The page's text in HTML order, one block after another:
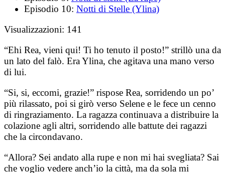
Episodio 10: Notti di Stelle (Ylina)
Visualizzazioni: 141
“Ehi Rea, vieni qui! Ti ho tenuto il posto!” strillò una da
un lato del falò. Era Ylina, che agitava una mano verso
di lui.
“Si, si, eccomi, grazie!” rispose Rea, sorridendo un po’
più rilassato, poi si girò verso Selene e le fece un cenno
di ringraziamento. La ragazza continuava a distribuire la
colazione agli altri, sorridendo alle battute dei ragazzi
che la circondavano.
“Allora? Sei andato alla rupe e non mi hai svegliata? Sai
che voglio vedere anch’io la città, ma da sola mi